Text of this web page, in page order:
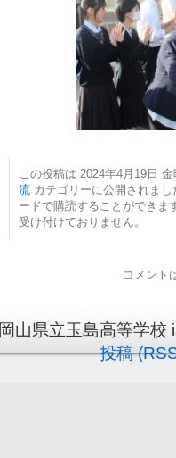
この投稿は 2024年4月19日
流 カテゴリーに公開されま
ードで購読することができま
受け付けておりません。
コメント
岡山県立玉島高等学
投稿